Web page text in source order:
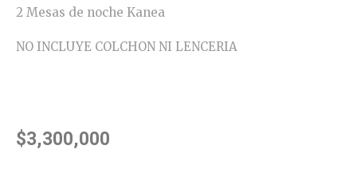
2 Mesas de noche Kanea
NO INCLUYE COLCHON NI LENCERIA
$3,300,000